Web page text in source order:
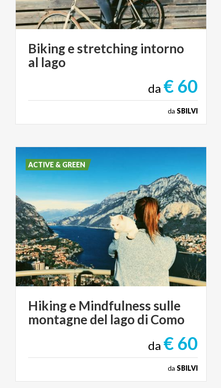
Bikingestretching intorno
al lago
da € 60
da SBILVI
Hikinge Mindfulness sulle
montagnedel lagodi Como
da € 60
da SBILVI
ACTIVE & GREEN